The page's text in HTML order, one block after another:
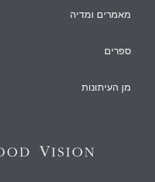
מאמרים ומדיה
ספרים
מן העיתונות